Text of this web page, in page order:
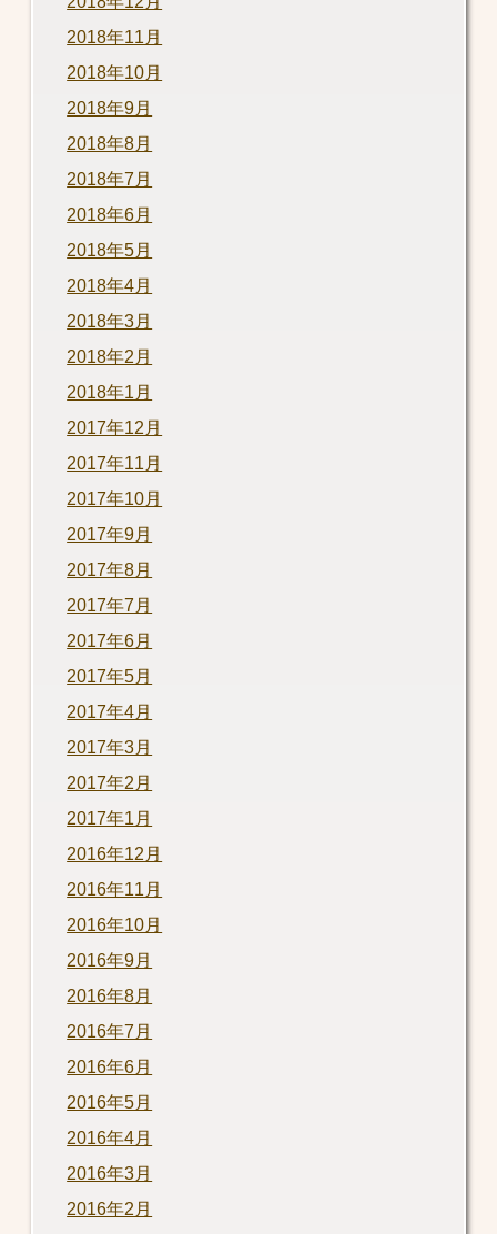
2018年11月
2018年10月
2018年9月
2018年8月
2018年7月
2018年6月
2018年5月
2018年4月
2018年3月
2018年2月
2018年1月
2017年12月
2017年11月
2017年10月
2017年9月
2017年8月
2017年7月
2017年6月
2017年5月
2017年4月
2017年3月
2017年2月
2017年1月
2016年12月
2016年11月
2016年10月
2016年9月
2016年8月
2016年7月
2016年6月
2016年5月
2016年4月
2016年3月
2016年2月